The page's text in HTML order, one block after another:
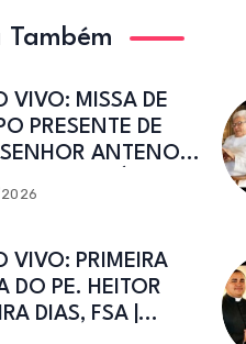
Também
VIVO: MISSA DE
PRESENTE DE
ANTENOR
de Sant’Ana
VIVO: PRIMEIRA
DO PE. HEITOR
DIAS, FSA |